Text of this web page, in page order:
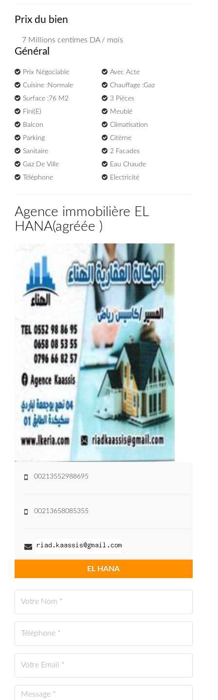
Prix du bien
7 Millions centimes DA/ mois
Général
Prix Négociable
Avec Acte
Cuisine :Normale
Chauffage :Gaz
Surface :76 M2
3 Pièces
Fini(e)
Meublé
Balcon
Climatisation
Parking
Citèrne
Sanitaire
2 Facades
Gaz De Ville
Eau Chaude
Téléphone
Electricité
Agence immobilière EL
HANA(agréée )
00213552988695
00213658085355
EL HANA